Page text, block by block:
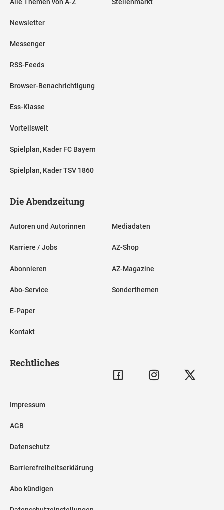
Newsletter
Messenger
RSS-Feeds
Browser-Benachrichtigung
Ess-Klasse
Vorteilswelt
Spielplan, Kader FC Bayern
Spielplan, Kader TSV 1860
Die Abendzeitung
Autoren und Autorinnen
Karriere / Jobs
Abonnieren
Abo-Service
E-Paper
Kontakt
Mediadaten
AZ-Shop
AZ-Magazine
Sonderthemen
Rechtliches
Impressum
AGB
Datenschutz
Barrierefreiheitserklärung
Abo kündigen